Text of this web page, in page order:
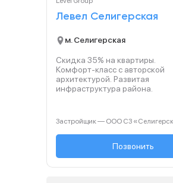
Левел Селигерская
м. Селигерская
Скидка 35% на квартиры.
Комфорт‑класс с авторской
архитектурой. Развитая
инфраструктура района.
+7 (495) 127-68-...
Позвонить